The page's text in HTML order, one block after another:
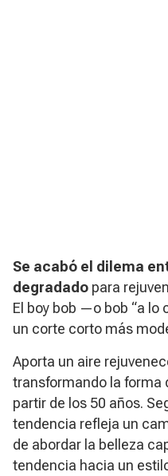
Se acabó el dilema
degradado para
El boy bob —o bob “a lo
un corte corto más
Aporta un aire
transformando la forma
partir de los 50 años.
tendencia refleja un
de abordar la belleza
tendencia hacia un